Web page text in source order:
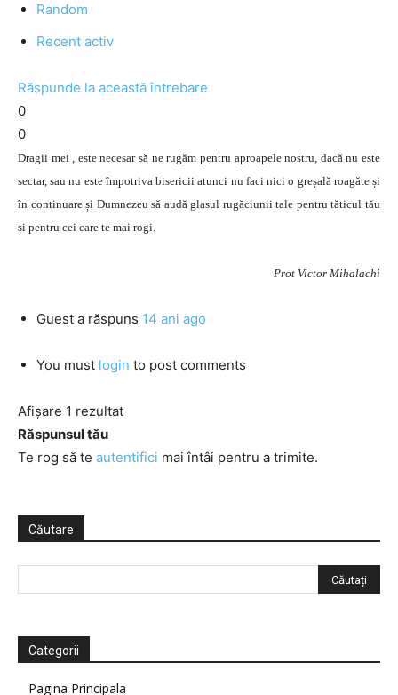
Random
Recent activ
Răspunde la această întrebare
0
0
Dragii mei , este necesar să ne rugăm pentru aproapele nostru, dacă nu este
sectar, sau nu este împotriva bisericii atunci nu faci nici o greșală roagăte și
în continuare și Dumnezeu să audă glasul rugăciunii tale pentru tăticul tău
și pentru cei care te mai rogi.
Prot Victor Mihalachi
Guest a răspuns 14 ani ago
You must login to post comments
Afișare 1 rezultat
Răspunsul tău
Te rog să te autentifici mai întâi pentru a trimite.
Căutare
Categorii
Pagina Principala